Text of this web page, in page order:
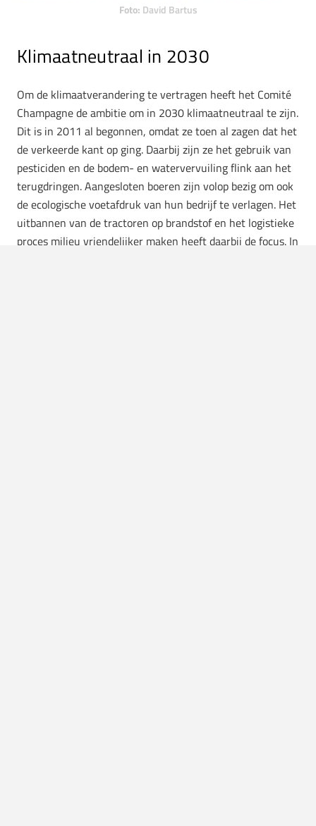
Foto: David Bartus
Klimaatneutraal in 2030
Om de klimaatverandering te vertragen heeft het Comité
Champagne de ambitie om in 2030 klimaatneutraal te zijn.
Dit is in 2011 al begonnen, omdat ze toen al zagen dat het
de verkeerde kant op ging. Daarbij zijn ze het gebruik van
pesticiden en de bodem- en watervervuiling flink aan het
terugdringen. Aangesloten boeren zijn volop bezig om ook
de ecologische voetafdruk van hun bedrijf te verlagen. Het
uitbannen van de tractoren op brandstof en het logistieke
proces milieu vriendelijker maken heeft daarbij de focus. In